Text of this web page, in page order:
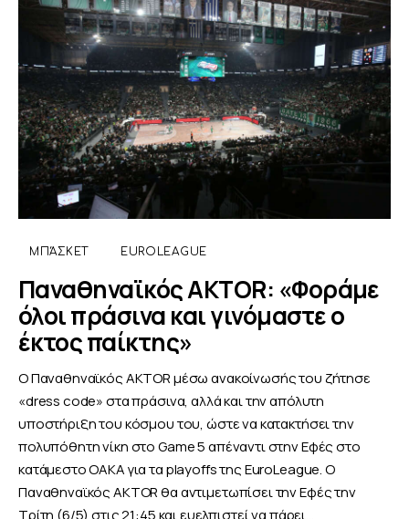
ΜΠΆΣΚΕΤ EUROLEAGUE
Παναθηναϊκός AKTOR: «Φοράμε
όλοι πράσινα και γινόμαστε ο
έκτος παίκτης»
Ο Παναθηναϊκός AKTOR μέσω ανακοίνωσής του ζήτησε
«dress code» στα πράσινα, αλλά και την απόλυτη
υποστήριξη του κόσμου του, ώστε να κατακτήσει την
πολυπόθητη νίκη στο Game 5 απέναντι στην Εφές στο
κατάμεστο ΟΑΚΑ για τα playoffs της EuroLeague. O
Παναθηναϊκός AKTOR θα αντιμετωπίσει την Εφές την
Τρίτη (6/5) στις 21:45 και ευελπιστεί να πάρει…